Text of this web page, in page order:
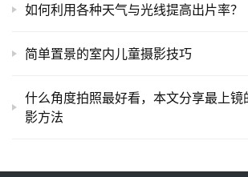
如何利用各种天气与光线提高出片率？
简单置景的室内儿童摄影技巧
什么角度拍照最好看，本文分享最上镜
影方法